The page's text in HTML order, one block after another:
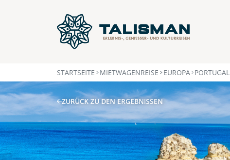
STARTSEITE MIETWAGENREISE EUROPA PORTUGAL
ZURÜCK ZU DEN ERGEBNISSEN